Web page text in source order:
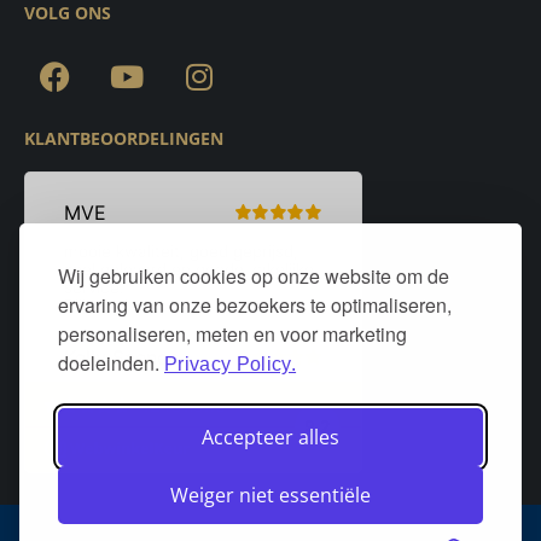
Wij gebruiken cookies op onze website om de
ervaring van onze bezoekers te optimaliseren,
personaliseren, meten en voor marketing
doeleinden. Privacy Policy.
Accepteer alles
Weiger niet essentiële
VOLG ONS
KLANTBEOORDELINGEN